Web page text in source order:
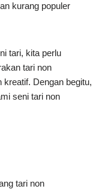
kurang populer
tari, kita perlu
tari non
kreatif. Dengan begitu,
seni tari non
tari non